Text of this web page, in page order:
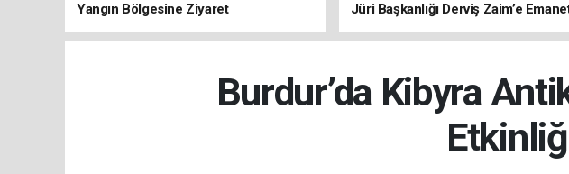
Yangın Bölgesine Ziyaret
Jüri Başkanlığı Derviş Zaim’e
Burdur’da Kibyra